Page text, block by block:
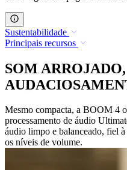
Sustentabilidade
Principais recursos
SOM ARROJADO,
Mesmo compacta, a BOOM 4
processamento de áudio
áudio limpo e balanceado, fiel
os níveis de volume.